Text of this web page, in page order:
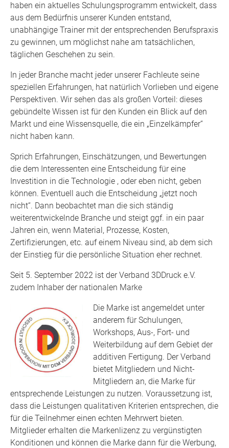
haben ein aktuelles Schulungsprogramm entwickelt, dass
aus dem Bedürfnis unserer Kunden entstand,
unabhängige Trainer mit der entsprechenden Berufspraxis
zu gewinnen, um möglichst nahe am tatsächlichen,
täglichen Geschehen zu sein.
In jeder Branche macht jeder unserer Fachleute seine
speziellen Erfahrungen, hat natürlich Vorlieben und eigene
Perspektiven. Wir sehen das als großen Vorteil: dieses
gebündelte Wissen ist für den Kunden ein Blick auf den
Markt und eine Wissensquelle, die ein „Einzelkämpfer“
nicht haben kann.
Sprich Erfahrungen, Einschätzungen, und Bewertungen
die dem Interessenten eine Entscheidung für eine
Investition in die Technologie , oder eben nicht, geben
können. Eventuell auch die Entscheidung „jetzt noch
nicht“. Dann beobachtet man die sich ständig
weiterentwickelnde Branche und steigt ggf. in ein paar
Jahren ein, wenn Material, Prozesse, Kosten,
Zertifizierungen, etc. auf einem Niveau sind, ab dem sich
der Einstieg für die persönliche Situation eher rechnet.
Seit 5. September 2022 ist der Verband 3DDruck e.V.
zudem Inhaber der nationalen Marke
Die Marke ist angemeldet unter
anderem für Schulungen,
Workshops, Aus-, Fort- und
Weiterbildung auf dem Gebiet der
additiven Fertigung. Der Verband
bietet Mitgliedern und Nicht-
Mitgliedern an, die Marke für
entsprechende Leistungen zu nutzen. Voraussetzung ist,
dass die Leistungen qualitativen Kriterien entsprechen, die
für die Teilnehmer einen echten Mehrwert bieten.
Mitglieder erhalten die Markenlizenz zu vergünstigten
Konditionen und können die Marke dann für die Werbung,